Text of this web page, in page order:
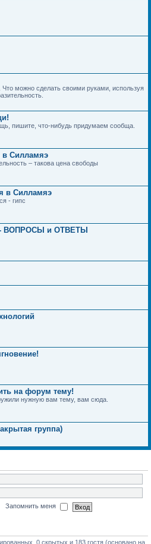
можно сделать своими руками, используя
пишите, что-нибудь придумаем сообща.
в Силламяэ
– такова цена свободы
в Силламяэ
- гипс
- ВОПРОСЫ и ОТВЕТЫ
на форум тему!
нужную вам тему, вам сюда.
группа)
Запомнить меня
0 скрытых и 183 гостя (основано на